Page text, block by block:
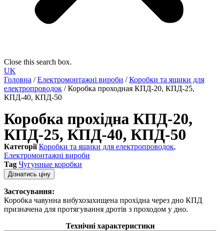
Close this search box.
UK
Головна /Електромонтажні вироби /Коробки та ящики для
електропроводок / Коробка проходная КПД-20, КПД-25,
КПД-40, КПД-50
Коробка прохідна КПД-20,
КПД-25, КПД-40, КПД-50
Категорії Коробки та ящики для електропроводок,
Електромонтажні вироби
Tag Чугунные коробки
Дізнатись ціну
Застосування:
Коробка чавунна вибухозахищена прохідна через дно КПД
призначена для протягування дротів з проходом у дно.
Технічні характеристики